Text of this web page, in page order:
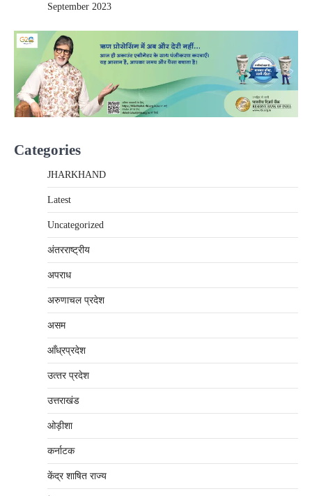
September 2023
Categories
JHARKHAND
Latest
Uncategorized
अंतरराष्‍ट्रीय
अपराध
अरुणाचल प्रदेश
असम
आँध्रप्रदेश
उत्‍तर प्रदेश
उत्तराखंड
ओड़ीशा
कर्नाटक
केंद्र शाषित राज्य